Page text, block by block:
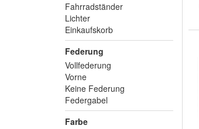
Fahrradständer
Lichter
Einkaufskorb
Federung
Vollfederung
Vorne
Keine Federung
Federgabel
Farbe